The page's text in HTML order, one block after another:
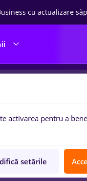
cu actualizare
munca
activarea pentru a
setările